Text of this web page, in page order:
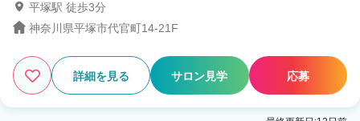
平塚駅 徒歩3分
神奈川県平塚市代官町14-21F
詳細を見る サロン見学 応募